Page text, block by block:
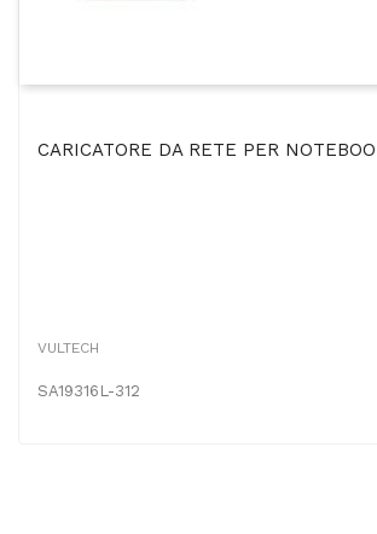
VULTECH
SA19316L-312